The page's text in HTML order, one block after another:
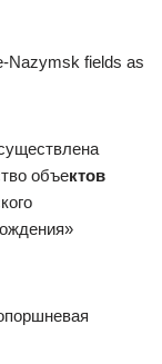
Nazymsk fields as
объектов